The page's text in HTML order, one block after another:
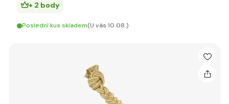
+ 2 body
Poslední kus skladem(U vás 10.08.)